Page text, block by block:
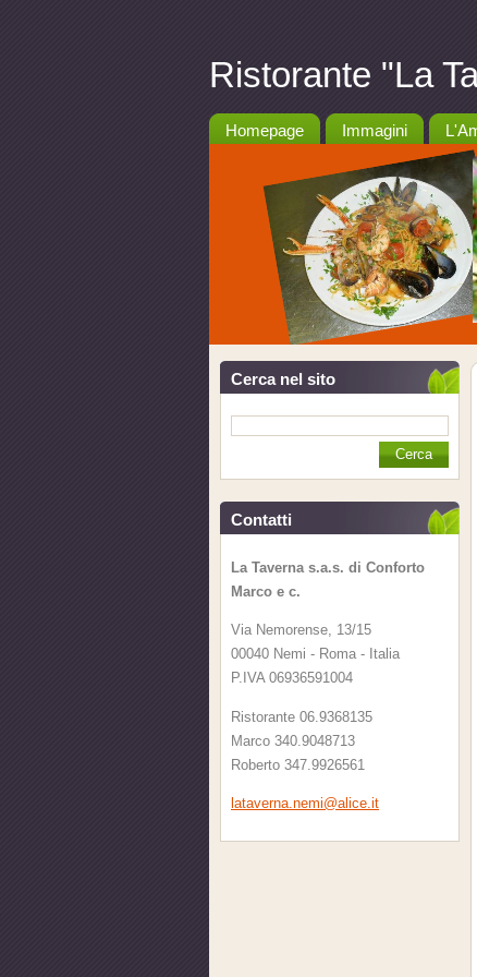
Ristorante "La
Homepage Immagini
Cerca nel sito
Contatti
La Taverna s.a.s. di Conforto
Marco e c.
Via Nemorense, 13/15
00040 Nemi - Roma - Italia
P.IVA 06936591004
Ristorante 06.9368135
Marco 340.9048713
Roberto 347.9926561
lataverna.nemi@a lice.it